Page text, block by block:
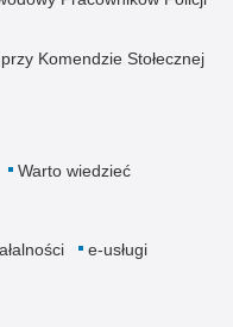
Komendzie Stołecznej
Warto wiedzieć
e-usługi